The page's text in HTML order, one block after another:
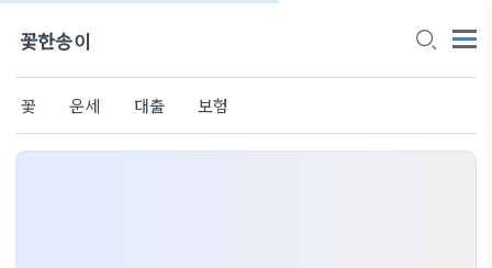
꽃한송이
꽃 운세 대출 보험